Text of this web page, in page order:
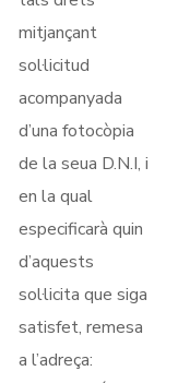
mitjançant
sol·licitud
acompanyada
d’una fotocòpia
de la seua D.N.I, i
en la qual
especificarà quin
d’aquests
sol·licita que siga
satisfet, remesa
a l’adreça: